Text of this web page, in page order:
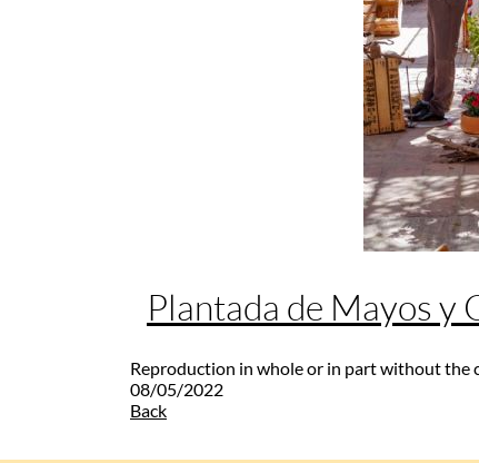
Plantada de Mayos y
Reproduction in whole or in part without the
08/05/2022
Back